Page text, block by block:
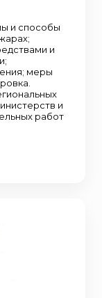
и способы
и
меры
и
работ